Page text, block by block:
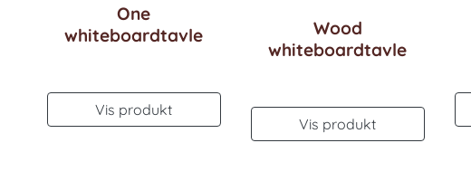
One
whiteboardtavle
Vis produkt
Wood
whiteboardtavle
Vis produkt